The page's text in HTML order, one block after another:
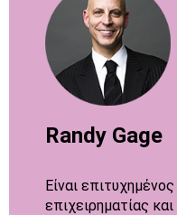
Randy Gage
Είναι
επιχειρηματίας